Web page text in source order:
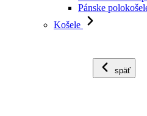
Pánske
Košele
späť